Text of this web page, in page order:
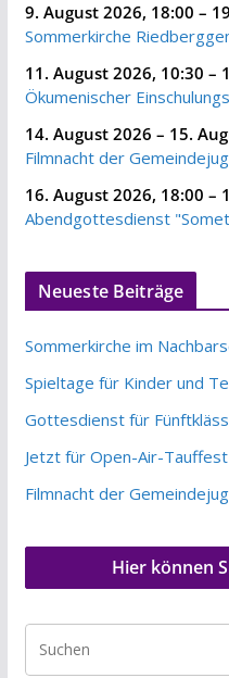
9. August 2026, 18:00 –
Sommerkirche
11. August 2026, 10:30 –
Ökumenischer
14. August 2026 – 15.
Filmnacht der
16. August 2026, 18:00 –
Abendgottesdienst
Neueste Beiträge
Sommerkirche im
Spieltage für Kinder und
Gottesdienst für
Jetzt für Open-Air-
Filmnacht der
Hier können